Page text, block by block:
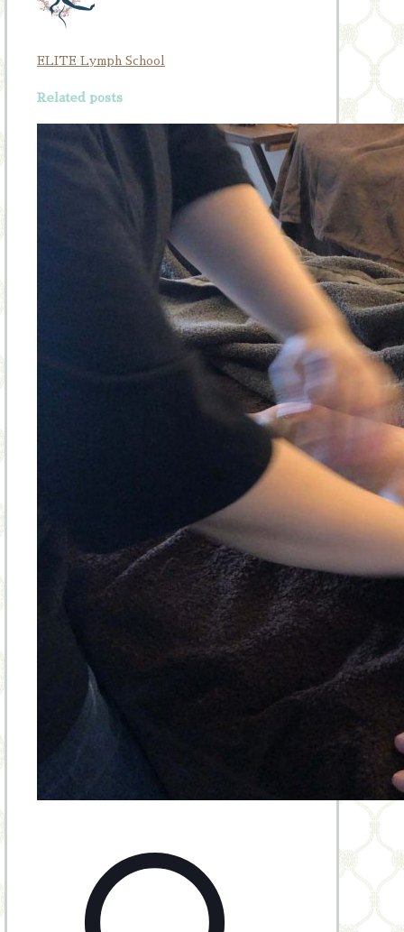
ELITE Lymph School
Related posts